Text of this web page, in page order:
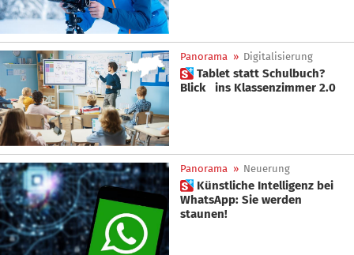
Panorama » Digitalisierung
 Tablet statt Schulbuch?
Blick ins Klassenzimmer 2.0
Panorama » Neuerung
 Künstliche Intelligenz bei
WhatsApp: Sie werden
staunen!